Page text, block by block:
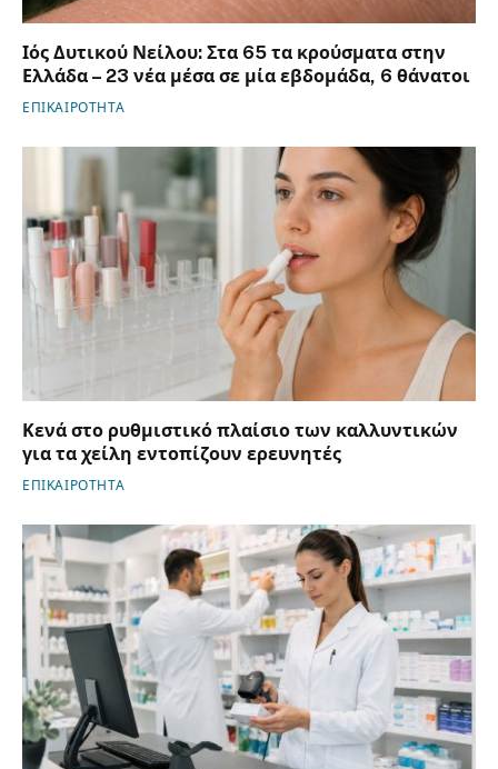
Ιός Δυτικού Νείλου: Στα 65 τα κρούσματα στην
Ελλάδα – 23 νέα μέσα σε μία εβδομάδα, 6 θάνατοι
ΕΠΙΚΑΙΡΟΤΗΤΑ
Κενά στο ρυθμιστικό πλαίσιο των καλλυντικών
για τα χείλη εντοπίζουν ερευνητές
ΕΠΙΚΑΙΡΟΤΗΤΑ